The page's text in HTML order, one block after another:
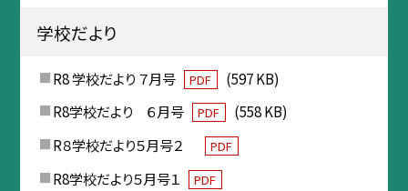
学校だより
R8 学校だより ７月号 PDF
(597 KB)
R8学校だより ６月号
PDF
(558 KB)
R８学校だより５月号２
PDF
R8学校だより５月号１ PDF